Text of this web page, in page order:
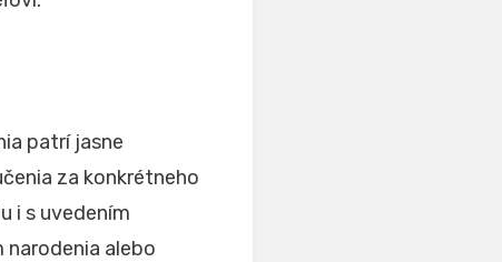
patrí jasne
za konkrétneho
i s uvedením
alebo